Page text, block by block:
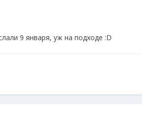
9 января, уж на подходе :D